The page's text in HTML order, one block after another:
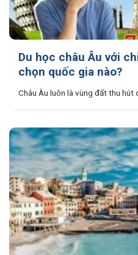
Du học châu Âu với
chọn quốc gia nào?
Châu Âu luôn là vùng đất thu hút